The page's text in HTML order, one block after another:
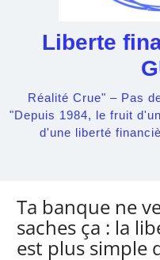
Liberte
Réalité Crue" – Pas
"Depuis 1984, le fruit
d'une liberté
Ta banque ne
saches ça : la
est plus simple